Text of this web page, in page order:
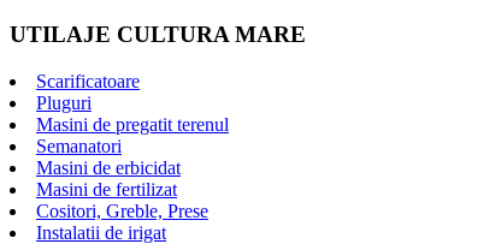
UTILAJE CULTURA MARE
Scarificatoare
Pluguri
Masini de pregatit terenul
Semanatori
Masini de erbicidat
Masini de fertilizat
Cositori, Greble, Prese
Instalatii de irigat